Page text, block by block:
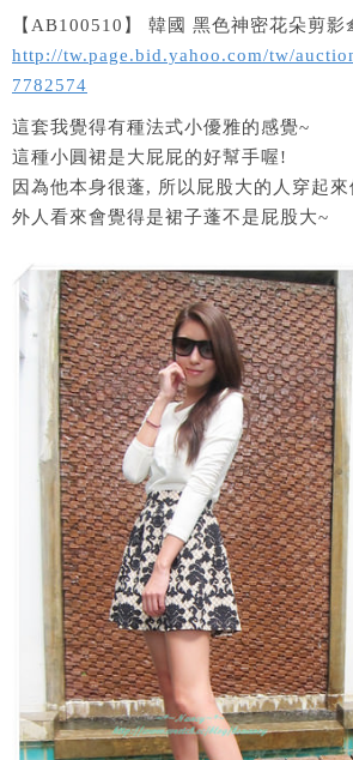
【AB100510】 韓國 黑色神密花朵剪影
http://tw.page.bid.yahoo.com/tw/
7782574
這套我覺得有種法式小優雅的感覺~
這種小圓裙是大屁屁的好幫手喔!
因為他本身很蓬, 所以屁股大的人穿起
外人看來會覺得是裙子蓬不是屁股大~